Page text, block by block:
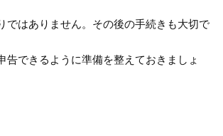
ではありません。その後の手続きも大切で
告できるように準備を整えておきましょ